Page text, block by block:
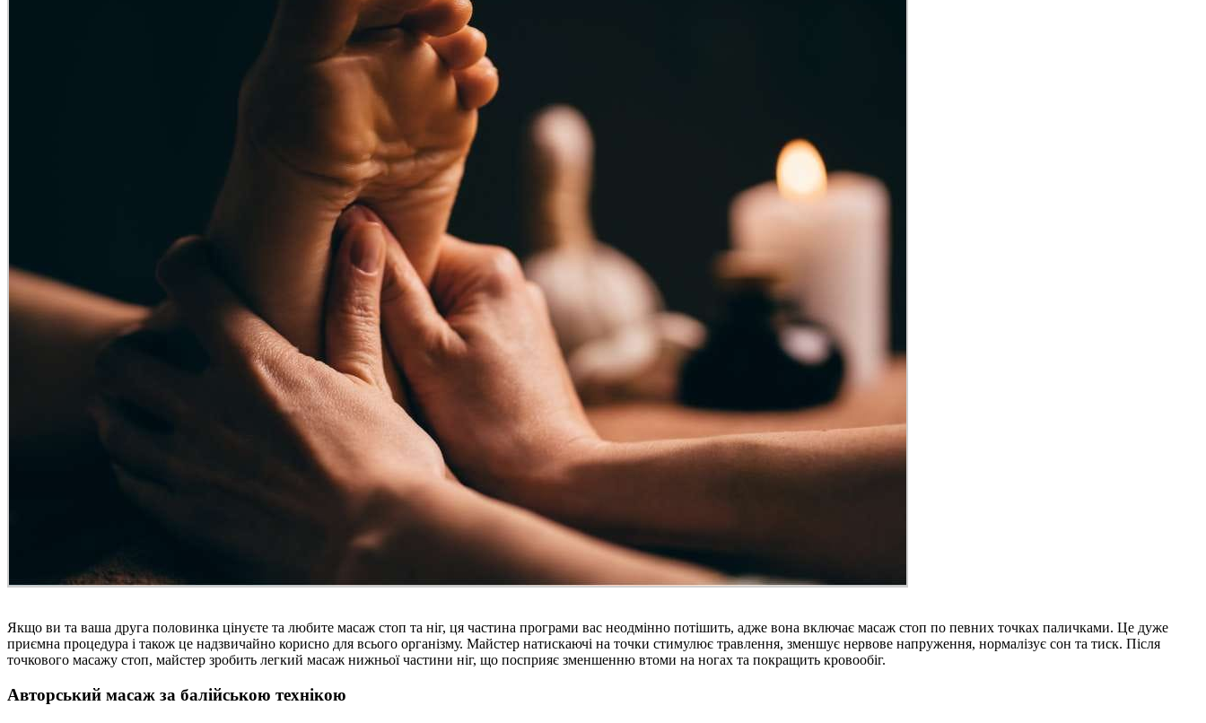
Якщо ви та ваша друга половинка цінуєте та любите масаж стоп та ніг, ця частина програми вас неодмінно потішить, адже вона включає масаж стоп по певних точках паличками. Це дуже
приємна процедура і також це надзвичайно корисно для всього організму. Майстер натискаючі на точки стимулює травлення, зменшує нервове напруження, нормалізує сон та тиск. Після
точкового масажу стоп, майстер зробить легкий масаж нижньої частини ніг, що посприяє зменшенню втоми на ногах та покращить кровообіг.
Авторський масаж за балійською технікою